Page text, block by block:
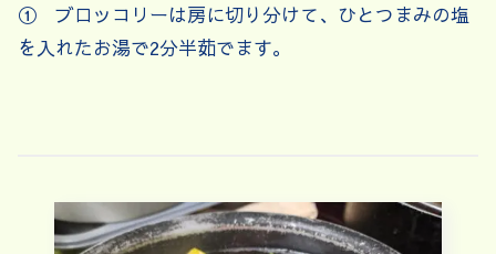
① ブロッコリーは房に切り分けて、ひとつまみの塩
を入れたお湯で2分半茹でます。